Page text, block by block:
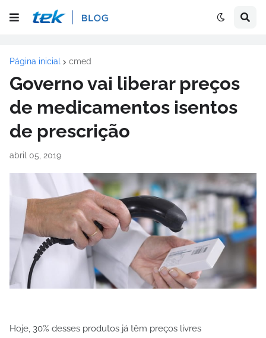
Página inicial cmed
Governo vai liberar preços
de medicamentos isentos
de prescrição
abril 05, 2019
Hoje, 30% desses produtos já têm preços livres